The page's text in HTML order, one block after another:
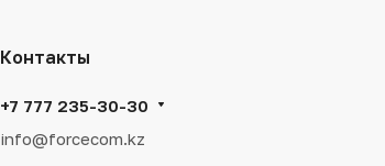
Контакты
+7 777 235-30-30
info@forcecom.kz